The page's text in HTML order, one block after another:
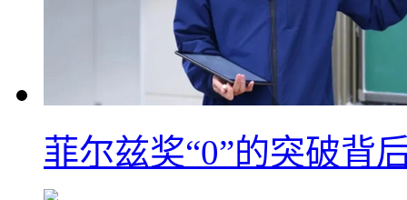
菲尔兹奖“0”的突破背